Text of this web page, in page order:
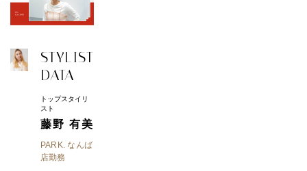
STYLIST
DATA
トップスタイリ
スト
藤野 有美
PARK. なんば
店勤務